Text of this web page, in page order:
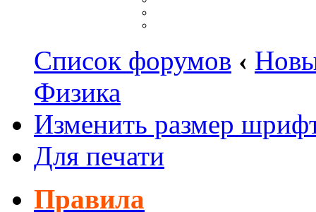
Список форумов ‹
Физика
Изменить размер
Для печати
Правила